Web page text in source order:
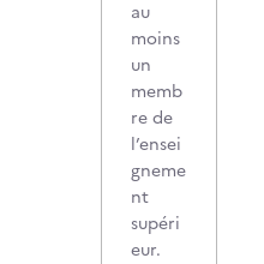
au
moins
un
memb
re de
l’ensei
gneme
nt
supéri
eur.